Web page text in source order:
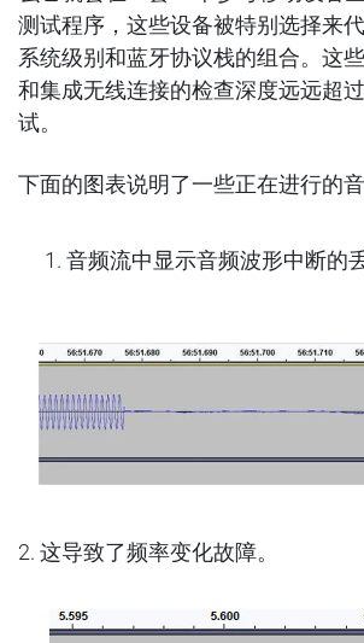
测试程序，这些设备被特别选择来
系统级别和蓝牙协议栈的组合。这
和集成无线连接的检查深度远远超
试。
下面的图表说明了一些正在进行的
音频流中显示音频波形中断的丢
2. 这导致了频率变化故障。